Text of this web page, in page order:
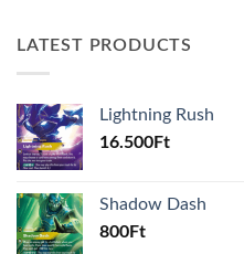
LATEST PRODUCTS
Lightning Rush
16.500Ft
Shadow Dash
800Ft